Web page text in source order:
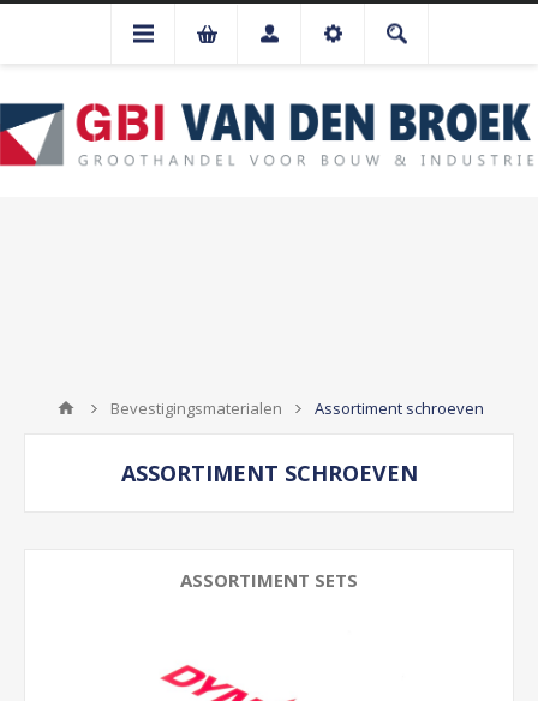
Bevestigingsmaterialen Assortiment schroeven
ASSORTIMENT SCHROEVEN
ASSORTIMENT SETS